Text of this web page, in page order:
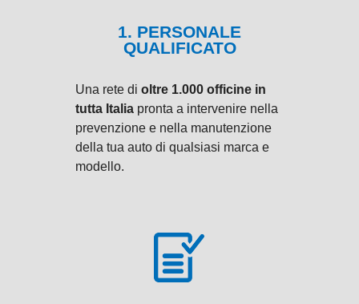
1. PERSONALE
QUALIFICATO
Una rete di oltre 1.000 officine in
tutta Italia pronta a intervenire nella
prevenzione e nella manutenzione
della tua auto di qualsiasi marca e
modello.